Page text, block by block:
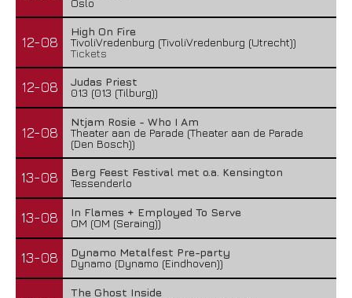
Oslo
12-08
High On Fire
TivoliVredenburg (TivoliVredenburg (Utrecht))
Tickets
12-08
Judas Priest
013 (013 (Tilburg))
12-08
Ntjam Rosie - Who I Am
Theater aan de Parade (Theater aan de Parade
(Den Bosch))
13-08
Berg Feest Festival met o.a. Kensington
Tessenderlo
13-08
In Flames + Employed To Serve
OM (OM (Seraing))
13-08
Dynamo Metalfest Pre-party
Dynamo (Dynamo (Eindhoven))
The Ghost Inside